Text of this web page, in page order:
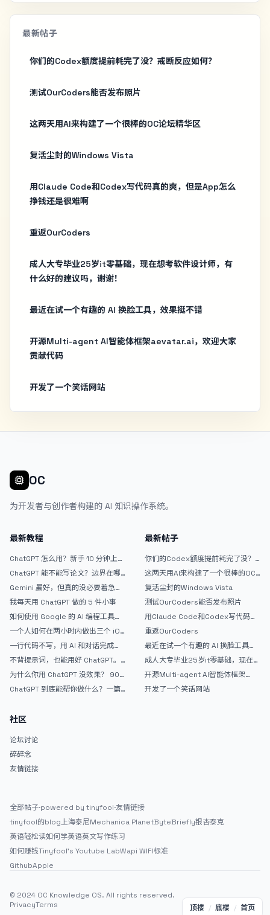
最新帖子
你们的Codex额度提前耗完了没？戒断反应如何？
测试OurCoders能否发布照片
这两天用AI来构建了一个很棒的OC论坛精华区
复活尘封的Windows Vista
用Claude Code和Codex写代码真的爽，但是App怎么
挣钱还是很难啊
重返OurCoders
成人大专毕业25岁it零基础，现在想考软件设计师，有
什么好的建议吗，谢谢！
最近在试一个有趣的 AI 换脸工具，效果挺不错
开源Multi-agent AI智能体框架aevatar.ai，欢迎大家
贡献代码
开发了一个笑话网站
顶楼 / 底楼 / 首页
OC
为开发者与创作者构建的 AI 知识操作系统。
最新教程
ChatGPT 怎么用？新手 10 分钟上手
ChatGPT 能不能写论文？边界在哪
Gemini 虽好，但真的没必要着急放
弃 ChatGPT
我每天用 ChatGPT 做的 5 件小事
如何使用 Google 的 AI 编程工具
AntiGravity：独立开发者的新时代
武器
一个人如何在两小时内做出三个 iOS
APP？｜AntiGravity + Gemini 3 实
战完整记录
一行代码不写，用 AI 和对话完成一
个完整网站：《图书天堂》实战记录
不背提示词，也能用好 ChatGPT。
一个万能提问模板
为什么你用 ChatGPT 没效果？ 90%
的人第一步就问错了
ChatGPT 到底能帮你做什么？一篇
最新帖子
你们的Codex额度提前耗完了没？
戒断反应如何？
这两天用AI来构建了一个很棒的OC
论坛精华区
复活尘封的Windows Vista
测试OurCoders能否发布照片
用Claude Code和Codex写代码真
的爽，但是App怎么挣钱还是很难啊
重返OurCoders
最近在试一个有趣的 AI 换脸工具，
效果挺不错
成人大专毕业25岁it零基础，现在想
考软件设计师，有什么好的建议吗，
谢谢！
开源Multi-agent AI智能体框架
aevatar.ai，欢迎大家贡献代码
开发了一个笑话网站
社区
论坛讨论
碎碎念
友情链接
全部帖子·powered by tinyfool·友情链接
tinyfool的blog上海泰尼Mechanica PlanetByteBriefly银杏泰克
英语轻松读如何学英语英文写作练习
如何赚钱Tinyfool's Youtube LabWapi WIFI标准
GithubApple
© 2024 OC Knowledge OS. All rights reserved.
PrivacyTerms